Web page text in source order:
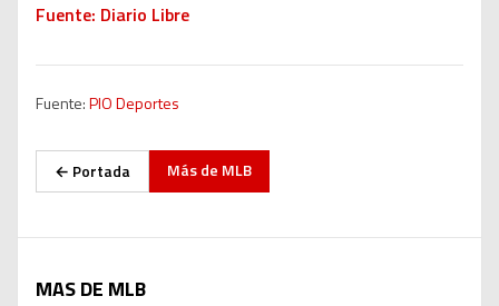
Fuente: Diario Libre
Fuente:PIO Deportes
← Portada Más de MLB
MAS DE MLB